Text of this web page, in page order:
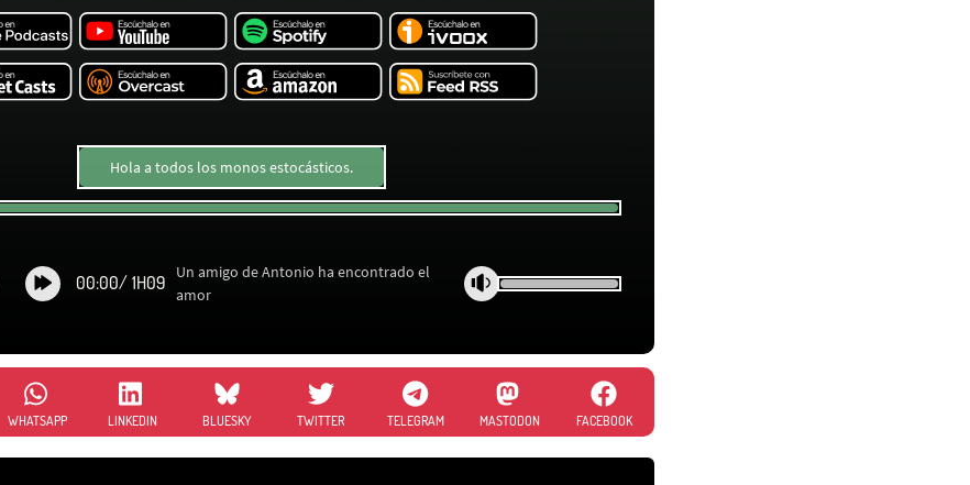
Hola a todos los monos estocásticos.
00:00/ 1H09
Un amigo de Antonio ha encontrado el
amor
WHATSAPP LINKEDIN BLUESKY TWITTER TELEGRAM MASTODON FACEBOOK